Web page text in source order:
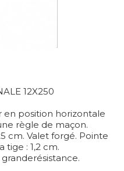
12X250
position horizontale
règle de maçon.
cm. Valet forgé. Pointe
: 1,2 cm.